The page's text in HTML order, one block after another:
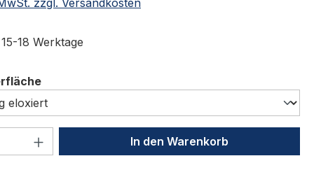
18 Werktage
auswählen
Anzahl: Gib den gewünschten Wert
In den Warenkorb